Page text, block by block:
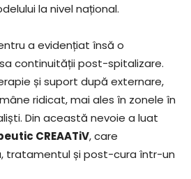
la nivel național.
a evidențiat însă o
continuității post-spitalizare.
și suport după externare,
ridicat, mai ales în zonele în
Din această nevoie a luat
CREAATiV, care
tratamentul și post-cura într-un